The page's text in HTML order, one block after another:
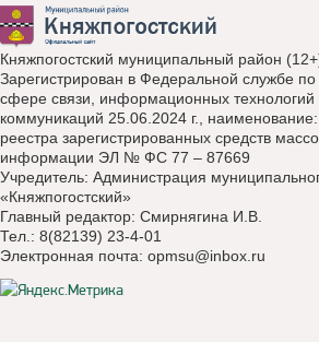
Княжпогостский муниципальный район
Зарегистрирован в Федеральной службе по
сфере связи, информационных
коммуникаций 25.06.2024 г.,
реестра зарегистрированных средств
информации ЭЛ № ФС 77 – 87669
Учредитель: Администрация
«Княжпогостский»
Главный редактор: Смирнягина И.В.
Тел.: 8(82139) 23-4-01
Электронная почта: opmsu@inbox.ru